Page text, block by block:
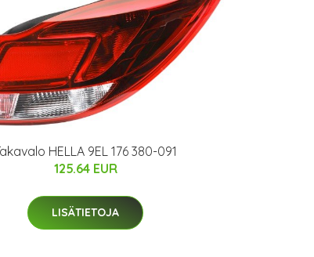
HELLA 9EL 176 380-091
125.64 EUR
LISÄTIETOJA